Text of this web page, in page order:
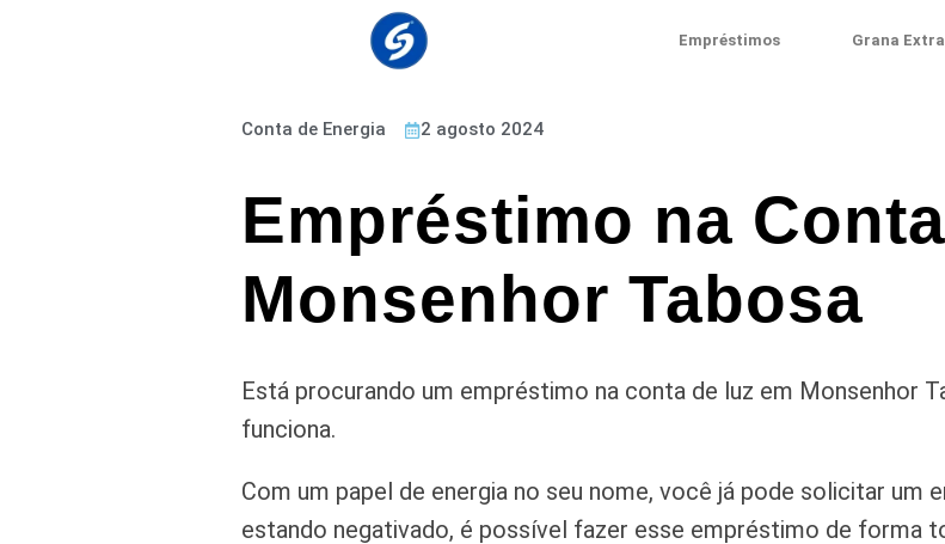
Empréstimos Grana Extra
Conta de Energia 2 agosto 2024
Empréstimo na
Monsenhor Tabosa
Está procurando um empréstimo na conta de luz em Monsenhor
funciona.
Com um papel de energia no seu nome, você já pode solicitar um
estando negativado, é possível fazer esse empréstimo de forma